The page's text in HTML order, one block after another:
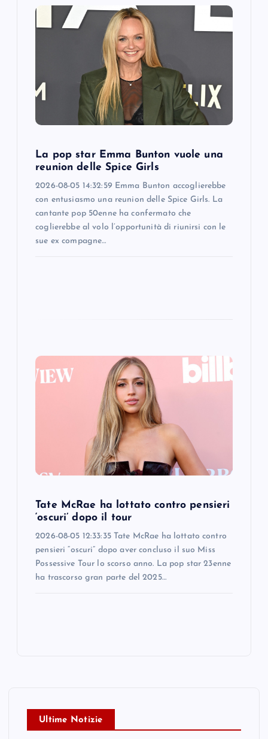
La pop star Emma Bunton vuole una
reunion delle Spice Girls
2026-08-05 14:32:59 Emma Bunton accoglierebbe
con entusiasmo una reunion delle Spice Girls. La
cantante pop 50enne ha confermato che
coglierebbe al volo l’opportunità di riunirsi con le
sue ex compagne…
Tate McRae ha lottato contro pensieri
‘oscuri’ dopo il tour
2026-08-05 12:33:35 Tate McRae ha lottato contro
pensieri “oscuri” dopo aver concluso il suo Miss
Possessive Tour lo scorso anno. La pop star 23enne
ha trascorso gran parte del 2025…
Ultime Notizie